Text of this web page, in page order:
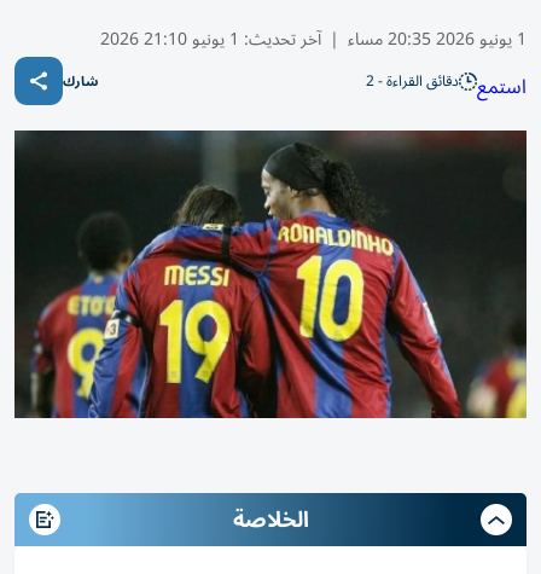
1 يونيو 2026 20:35 مساء | آخر تحديث: 1 يونيو 21:10 2026
استمع دقائق القراءة - 2 شارك
الخلاصة